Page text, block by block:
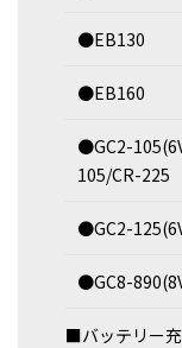
●EB130
●EB160
●GC2-
105/CR-225
●GC2-
●GC8-
■バッテリー